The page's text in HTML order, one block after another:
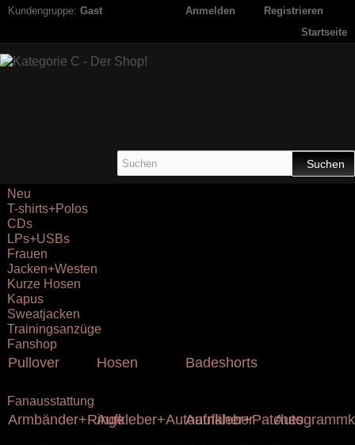
Kundengruppe: Gast Registrieren
Anmelden
Startseite
Suchen
Neu
T-shirts+Polos
CDs
LPs+USBs
Frauen
Jacken+Westen
Kurze Hosen
Kapus
Sweatjacken
Trainingsanzüge
Fanshop
Pullover Hosen Badeshorts
Fanausstattung
Armbänder+RingeAufkleber+Autoaufkleber
Aufnäher+Patches